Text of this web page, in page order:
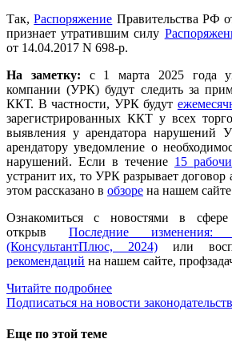
Так,Распоряжение Правительства РФ
признает утратившим силу
от 14.04.2017 N 698-р.
На заметку: с 1 марта 2025 года
компании (УРК) будут следить за
ККТ. В частности, УРК будут
зарегистрированных ККТ у всех
выявления у арендатора нарушений
арендатору уведомление о
нарушений. Если в течение 15
устранит их, то УРК разрывает
этом рассказано в обзоре на нашем
Ознакомиться с новостями в
открыв Последние
(КонсультантПлюс, 2024) или
рекомендаций на нашем сайте,
Читайте подробнее
Подписаться на новости
Еще по этой теме